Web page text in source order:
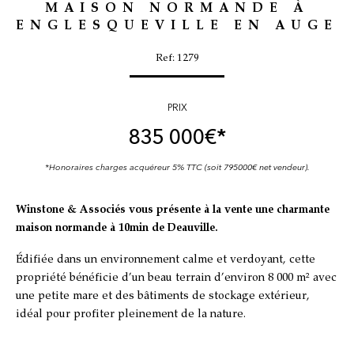
MAISON NORMANDE À
ENGLESQUEVILLE EN AUGE
Ref: 1279
PRIX
835 000€*
*Honoraires charges acquéreur 5% TTC (soit 795000€ net vendeur).
Winstone & Associés vous présente à la vente une charmante
maison normande à 10min de Deauville.
Édifiée dans un environnement calme et verdoyant, cette
propriété bénéficie d’un beau terrain d’environ 8 000 m² avec
une petite mare et des bâtiments de stockage extérieur,
idéal pour profiter pleinement de la nature.